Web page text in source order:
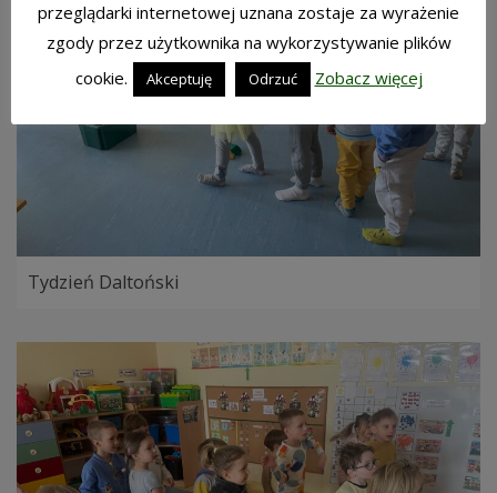
Tydzień Daltoński
przeglądarki internetowej uznana zostaje za wyrażenie
zgody przez użytkownika na wykorzystywanie plików
cookie.
Akceptuję Odrzuć Zobacz więcej